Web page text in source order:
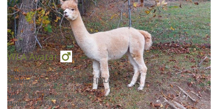
WLA Avatar
Geboren: 29.05.2020
Züchter: Wechselland Alpaka [WLA]
Typ: Huacaya
Vater: BAH Bisturis Apollo
Mutter: JAW Venus